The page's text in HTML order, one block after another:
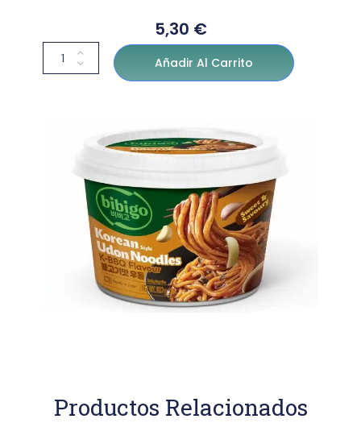
5,30 €
Añadir Al Carrito
Productos Relacionados